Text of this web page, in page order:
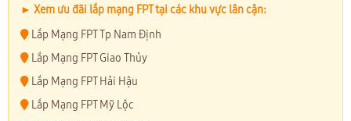
► Xem ưu đãi lắp mạng FPT tại các khu vực lân cận:
Lắp Mạng FPT Tp Nam Định
Lắp Mạng FPT Giao Thủy
Lắp Mạng FPT Hải Hậu
Lắp Mạng FPT Mỹ Lộc